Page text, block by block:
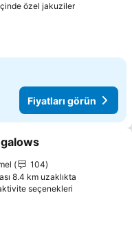
özel jakuziler
Fiyatları görün
ekle
104
8.4 km uzaklıkta
seçenekleri